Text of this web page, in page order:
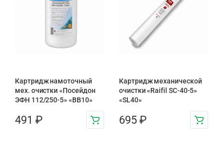
Картридж намоточный
мех. очистки «Посейдон
ЭФН 112/250-5» «BB10»
491 ₽
Картридж механической
очистки «Raifil SC-40-5»
«SL40»
695 ₽